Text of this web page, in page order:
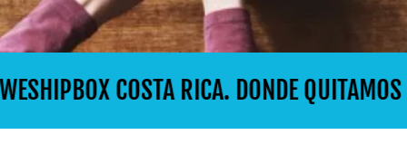
COSTA RICA. DONDE QUITAMOS EL